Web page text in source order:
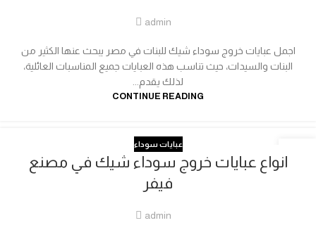
admin
اجمل عبايات خروج سوداء شيك للبنات في مصر يبحث عنها الكثير من
البنات والسيدات، حيث تناسب هذه العبايات جميع المناسبات العائلية،
لذلك يقدم...
CONTINUE READING
عبايات سوداء
انواع عبايات خروج سوداء شيك في مصنع
فيفر
admin